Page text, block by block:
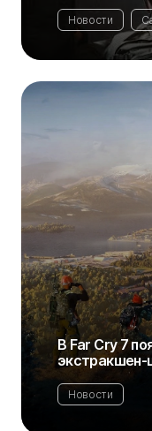
Новости
В Far Cry 7
экстракшен-
Новости